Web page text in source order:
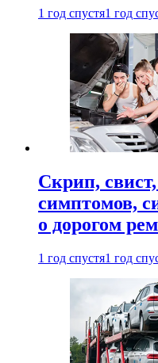
1 год спустя1 год
Скрип,
симптомов,
о дорогом
1 год спустя1 год